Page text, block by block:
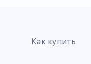
Как купить